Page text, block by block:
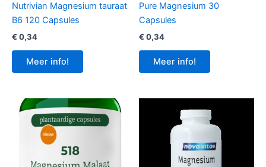
Nutrivian Magnesium tauraat
B6 120 Capsules
€ 0,34
Meer info!
Pure Magnesium 30
Capsules
€ 0,34
Meer info!